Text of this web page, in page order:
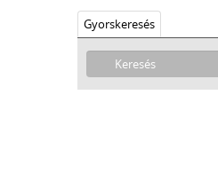
Gyorskeresés